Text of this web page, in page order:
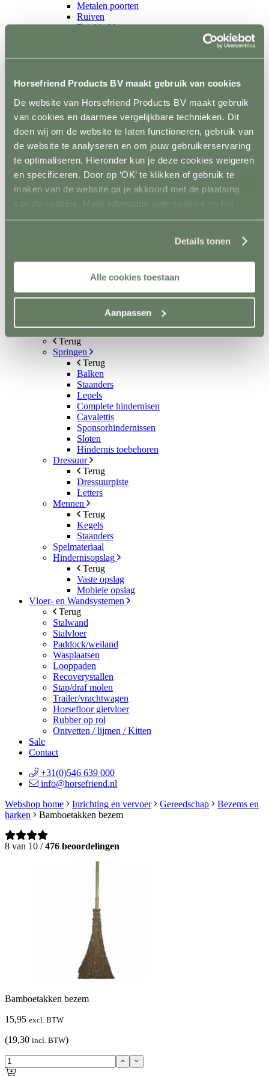
Horsefriend Products BV maakt gebruik van cookies
De website van Horsefriend Products BV maakt gebruik
van cookies en daarmee vergelijkbare technieken. Dit
doen wij om de website te laten functioneren, gebruik van
de website te analyseren en om jouw gebruikerservaring
te optimaliseren. Hieronder kun je deze cookies weigeren
en specificeren. Door op ‘OK’ te klikken of gebruik te
maken van de website ga je akkoord met de plaatsing
van de cookies. Meer informatie over cookies en het
gebruik van persoonsgegevens door Horsefriend
Details tonen
Alle cookies toestaan
Aanpassen
Metalen poorten
Ruiven
Drinkbakken en watervaten
Terug
Wandafwerking
Verlichting
Beregening
Bodembewerking
Opstijghulp
Ventilatoren
Terug
Mobiele ventilatoren
Inbouw ventilatoren
Conditie en gezondheid
Terug
Stapmolens
Dampmasker
Aquatrainers
Lichttherapie
Stop kicking systeem
Hindernissen
Terug
Springen
Terug
Balken
Staanders
Lepels
Complete hindernisen
Cavalettis
Sponsorhindernissen
Sloten
Hindernis toebehoren
Dressuur
Terug
Dressuurpiste
Letters
Mennen
Terug
Kegels
Staanders
Spelmateriaal
Hindernisopslag
Terug
Vaste opslag
Mobiele opslag
Vloer- en Wandsystemen
Terug
Stalwand
Stalvloer
Paddock/weiland
Wasplaatsen
Looppaden
Recoverystallen
Stap/draf molen
Trailer/vrachtwagen
Horsefloor gietvloer
Rubber op rol
Ontvetten / lijmen / Kitten
Sale
Contact
+31(0)546 639 000
info@horsefriend.nl
Webshop home
Inrichting en vervoer Gereedschap
Bezems en
harken
Bamboetakken bezem
8 van 10 /476 beoordelingen
Bamboetakken bezem
15,95 excl. BTW
(19,30 incl. BTW)